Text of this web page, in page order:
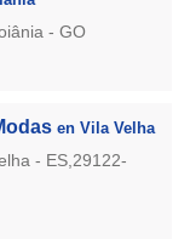
- GO
en Vila Velha
- ES,29122-